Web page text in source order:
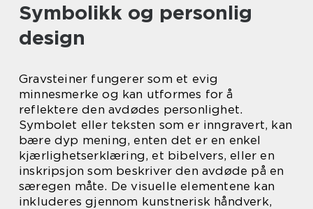
Symbolikk og personlig
design
Gravsteiner fungerer som et evig
minnesmerke og kan utformes for å
reflektere den avdødes personlighet.
Symbolet eller teksten som er inngravert, kan
bære dyp mening, enten det er en enkel
kjærlighetserklæring, et bibelvers, eller en
inskripsjon som beskriver den avdøde på en
særegen måte. De visuelle elementene kan
inkluderes gjennom kunstnerisk håndverk,